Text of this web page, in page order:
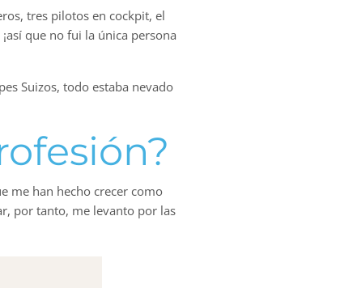
tres pilotos en cockpit, el
que no fui la única persona
Suizos, todo estaba nevado
me han hecho crecer como
por tanto, me levanto por las